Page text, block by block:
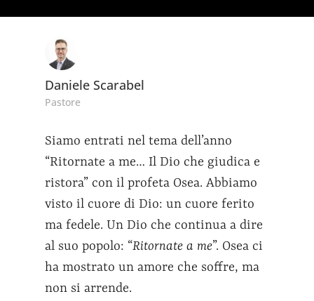
Daniele Scarabel
Pastore
Siamo entrati nel tema dell’anno
“Ritornate a me… Il Dio che giudica e
ristora” con il profeta Osea. Abbiamo
visto il cuore di Dio: un cuore ferito
ma fedele. Un Dio che continua a dire
al suo popolo: “Ritornate a me”. Osea ci
ha mostrato un amore che soffre, ma
non si arrende.